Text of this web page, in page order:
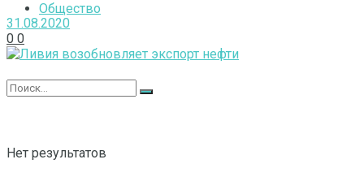
Общество
Нет результатов
31.08.2020
0 0